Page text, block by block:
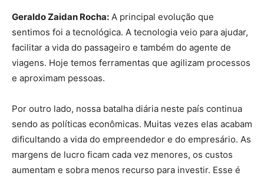
Geraldo Zaidan Rocha: A principal evolução que
sentimos foi a tecnológica. A tecnologia veio para ajudar,
facilitar a vida do passageiro e também do agente de
viagens. Hoje temos ferramentas que agilizam processos
e aproximam pessoas.
Por outro lado, nossa batalha diária neste país continua
sendo as políticas econômicas. Muitas vezes elas acabam
dificultando a vida do empreendedor e do empresário. As
margens de lucro ficam cada vez menores, os custos
aumentam e sobra menos recurso para investir. Esse é